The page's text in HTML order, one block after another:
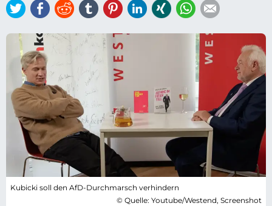
TwitterFacebook
ReddittumblrPinterestLinkedIn
Xing WhatsApp
Kubicki soll den AfD-Durchmarsch verhindern
© Quelle: Youtube/Westend, Screenshot